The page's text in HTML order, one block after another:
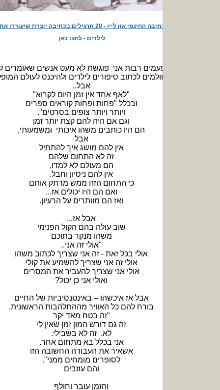
להרשמה לקורס הכתיבה החינמי און ליין - 20 תרגילים בכתיבה יוצרת שיעוררו אתכם לכתוב סיפורים
רבות אני פוגשת לא מעט אנשים שאומרים לי
לכתוב סיפורים לילדים ולהיכנס לעולם המופלא הזה
"לאף אחד אין זמן היום לקרוא"
ובכלל "פחות ופחות קוראים ספרים
ויותר ויותר צופים בסרטים".
וגם אם היה להם קצת יותר זמן
הם היו כותבים משהו איכותי ומשמעותי,
אין להם מושג איך להתחיל
זה לא התחום שלהם
הם מעולם לא למדו,
אין להם ניסיון וחבל.
כי התחום הזה ממש מרתק אותם
ואם הם היו יכולים אז...
ואז הם מוותרים על הרעיון.
שוב עולה בהם הקול הפנימי
משהו מנקר בתוכם
אולי בכל זאת - זה אני שצריך לכתוב משהו
אולי זה אני שצריך להשמיע את קולי
אולי אני שצריך להעביר את המסרים
אבל אז איכשהו – באינטנסיביות של החיים
בורח להם כל האוויר מההתלהבות הראשונית.
זה גם דורש המון זמן שאין לי
לא. זה לא בשבילי.
אני בכלל בא מתחום אחר.
אשאיר את העבודה החשובה הזו
לסופרים מומחים ממני".